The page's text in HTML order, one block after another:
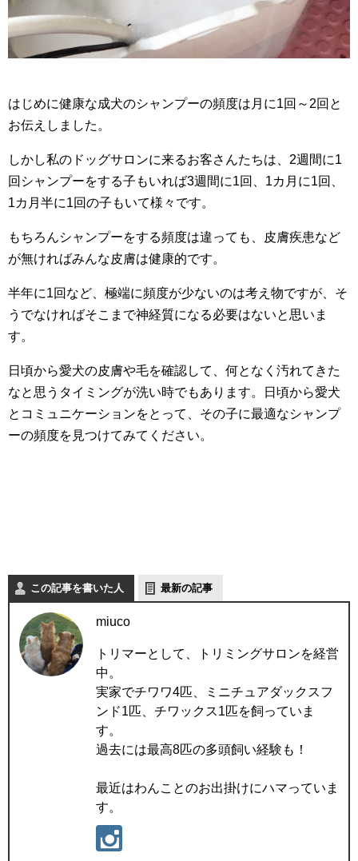
はじめに健康な成犬のシャンプーの頻度は月に1回～2回と
お伝えしました。
しかし私のドッグサロンに来るお客さんたちは、2週間に1
回シャンプーをする子もいれば3週間に1回、1カ月に1回、
1カ月半に1回の子もいて様々です。
もちろんシャンプーをする頻度は違っても、皮膚疾患など
が無ければみんな皮膚は健康的です。
半年に1回など、極端に頻度が少ないのは考え物ですが、そ
うでなければそこまで神経質になる必要はないと思いま
す。
日頃から愛犬の皮膚や毛を確認して、何となく汚れてきた
なと思うタイミングが洗い時でもあります。日頃から愛犬
とコミュニケーションをとって、その子に最適なシャンプ
ーの頻度を見つけてみてください。
この記事を書いた人 最新の記事
miuco
トリマーとして、トリミングサロンを経営
中。
実家でチワワ4匹、ミニチュアダックスフ
ンド1匹、チワックス1匹を飼っていま
す。
過去には最高8匹の多頭飼い経験も！
最近はわんことのお出掛けにハマっていま
す。